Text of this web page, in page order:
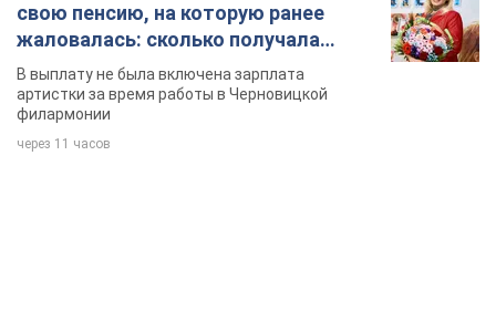
свою пенсию, на которую ранее
жаловалась: сколько получала
певица
В выплату не была включена зарплата
артистки за время работы в Черновицкой
филармонии
через 11 часов